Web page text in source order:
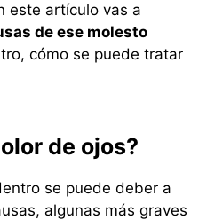
este artículo vas a
de ese molesto
cómo se puede tratar
de ojos?
se puede deber a
algunas más graves